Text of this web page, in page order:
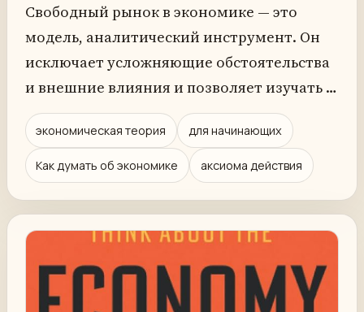
Свободный рынок в экономике — это
модель, аналитический инструмент. Он
исключает усложняющие обстоятельства
и внешние влияния и позволяет изучать …
экономическая теория для начинающих
Как думать об экономике аксиома действия